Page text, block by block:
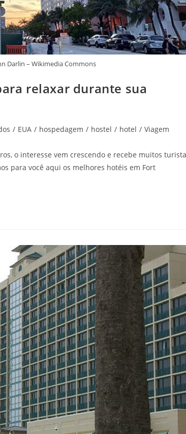
Darlin – Wikimedia Commons
relaxar durante sua
/ EUA / hospedagem / hostel / hotel / Viagem
o interesse vem crescendo e recebe muitos
para você aqui os melhores hotéis em Fort